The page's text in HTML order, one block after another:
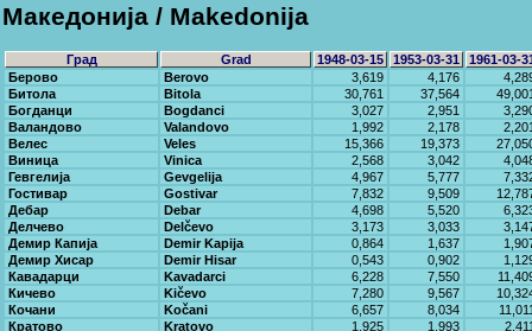
Македонија / Makedonija
Град Grad 1948-03-15 1953-03-31
1961-03-
Берово
Berovo 3,619 4,176
Битола
Bitola 30,761 37,564
Богданци
Bogdanci 3,027 2,951
Валандово
Valandovo 1,992 2,178
Велес
Veles 15,366 19,373
Виница
Vinica 2,568 3,042
Гевгелија
Gevgelija 4,967 5,777
Гостивар
Gostivar 7,832 9,509
Дебар
Debar 4,698 5,520
Делчево
Delčevo 3,173 3,033
Демир Капија
Demir Kapija 0,864 1,637
Демир Хисар
Demir Hisar 0,543 0,902
Кавадарци
Kavadarci 6,228 7,550
Кичево
Kičevo 7,280 9,567
Кочани
Kočani 6,657 8,034
Кратово
Kratovo 1,925 1,993